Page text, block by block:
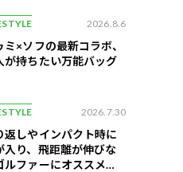
2026.8.6
ミ×ソフの最新コラボ、
が持ちたい万能バッグ
2026.7.30
返しやインパクト時に
入り、飛距離が伸びな
ルファーにオススメの